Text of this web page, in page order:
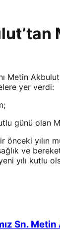
Metin
yer verdi:
günü olan
önceki yılın
ve
yılı kutlu
Sn.